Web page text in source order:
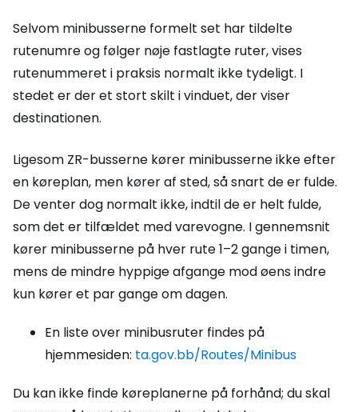
Selvom minibusserne formelt set har tildelte
rutenumre og følger nøje fastlagte ruter, vises
rutenummeret i praksis normalt ikke tydeligt. I
stedet er der et stort skilt i vinduet, der viser
destinationen.
Ligesom ZR-busserne kører minibusserne ikke efter
en køreplan, men kører af sted, så snart de er fulde.
De venter dog normalt ikke, indtil de er helt fulde,
som det er tilfældet med varevogne. I gennemsnit
kører minibusserne på hver rute 1–2 gange i timen,
mens de mindre hyppige afgange mod øens indre
kun kører et par gange om dagen.
En liste over minibusruter findes på
hjemmesiden: ta.gov.bb/Routes/Minibus
Du kan ikke finde køreplanerne på forhånd; du skal